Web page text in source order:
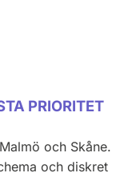
PRIORITET
och Skåne.
och diskret